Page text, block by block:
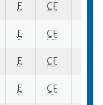
E CF
E CF
E CF
E CF